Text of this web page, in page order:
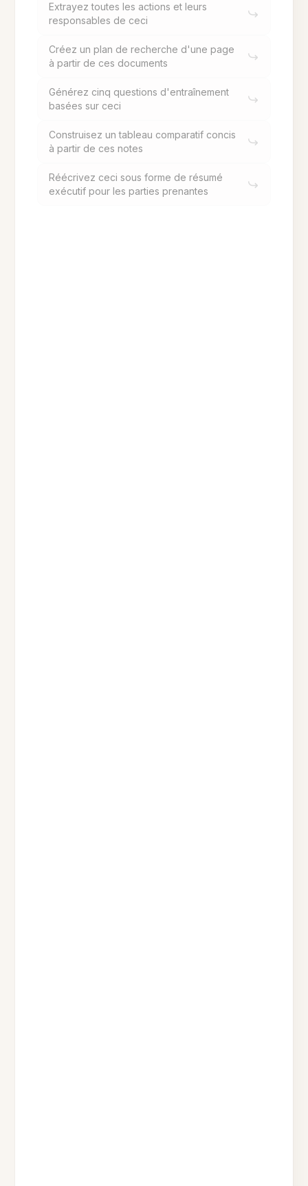
Extrayez toutes les actions et leurs
responsables de ceci
Créez un plan de recherche d'une page
à partir de ces documents
Générez cinq questions d'entraînement
basées sur ceci
Construisez un tableau comparatif concis
à partir de ces notes
Réécrivez ceci sous forme de résumé
exécutif pour les parties prenantes